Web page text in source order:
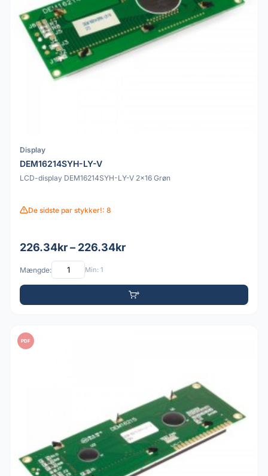
Display
DEM16214SYH-LY-V
LCD-display DEM16214SYH-LY-V 2x16 Grøn
De sidste par stykker!: 8
226.34kr – 226.34kr
Mængde: Min: 1
PDF